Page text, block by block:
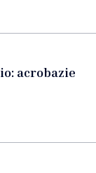
acrobazie